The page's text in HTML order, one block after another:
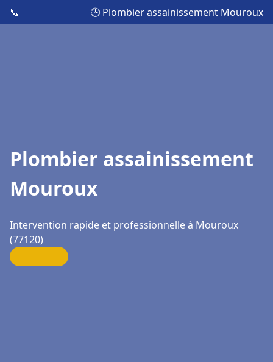
📞 🕒 Plombier assainissement Mouroux
Plombier assainissement
Mouroux
Intervention rapide et professionnelle à Mouroux
(77120)